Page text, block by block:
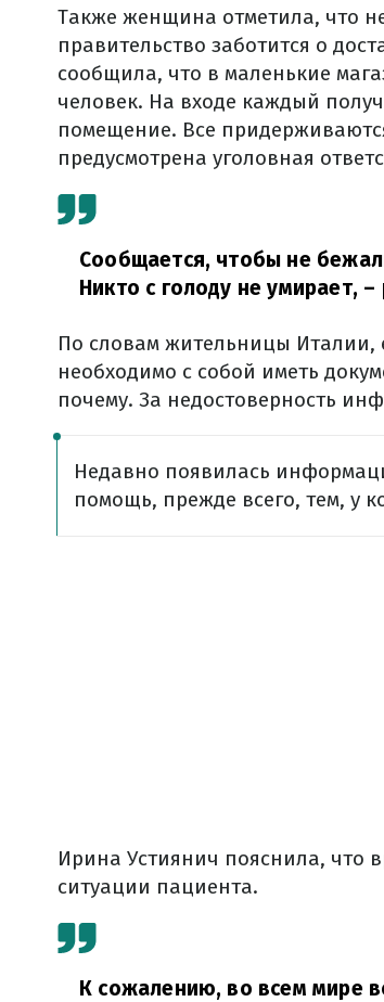
Также женщина отметила, что
правительство заботится о
сообщила, что в маленькие
человек. На входе каждый
помещение. Все
предусмотрена уголовная
Сообщается, чтобы не
Никто с голоду не умирает, –
По словам жительницы Италии,
необходимо с собой иметь
почему. За недостоверность
Недавно появилась
помощь, прежде всего, тем, у
Ирина Устиянич пояснила, что
ситуации пациента.
К сожалению, во всем мире